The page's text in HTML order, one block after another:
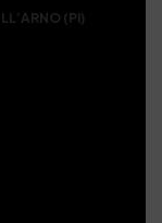
(PI)